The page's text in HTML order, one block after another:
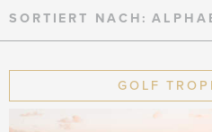
SORTIERT NACH:
GOLF